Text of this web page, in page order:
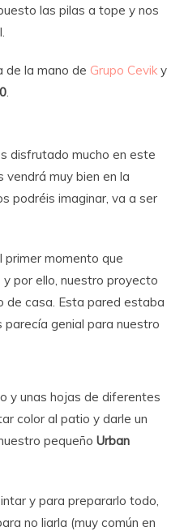
las pilas a tope y nos
de la mano de Grupo Cevik y
.
disfrutado mucho en este
muy bien en la
podréis imaginar, va a ser
primer momento que
por ello, nuestro proyecto
de casa. Esta pared estaba
parecía genial para nuestro
y unas hojas de diferentes
color al patio y darle un
pequeño Urban
y para prepararlo todo,
no liarla (muy común en